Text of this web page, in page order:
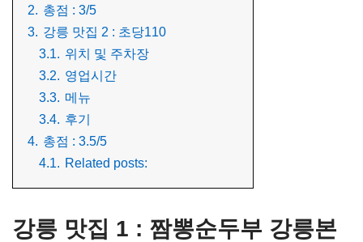
2. 총점 : 3/5
3. 강릉 맛집 2 : 초당110
3.1. 위치 및 주차장
3.2. 영업시간
3.3. 메뉴
3.4. 후기
4. 총점 : 3.5/5
4.1. Related posts:
강릉 맛집 1 : 짬뽕순두부 강릉본